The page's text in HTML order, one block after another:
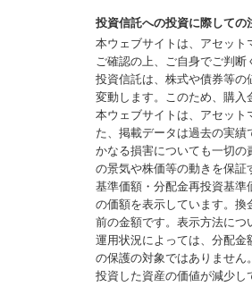
投資信託への投資に際しての
本ウェブサイトは、アセット
ご確認の上、ご自身でご判断
投資信託は、株式や債券等
変動します。このため、購入
本ウェブサイトは、アセット
た、掲載データは過去の実
かなる損害についても一切
の景気や株価等の動きを保証
基準価額・分配金再投資基準
の価額を表示しています。
前の金額です。表示方法につ
運用状況によっては、分配
の保護の対象ではありません
投資した資産の価値が減少し